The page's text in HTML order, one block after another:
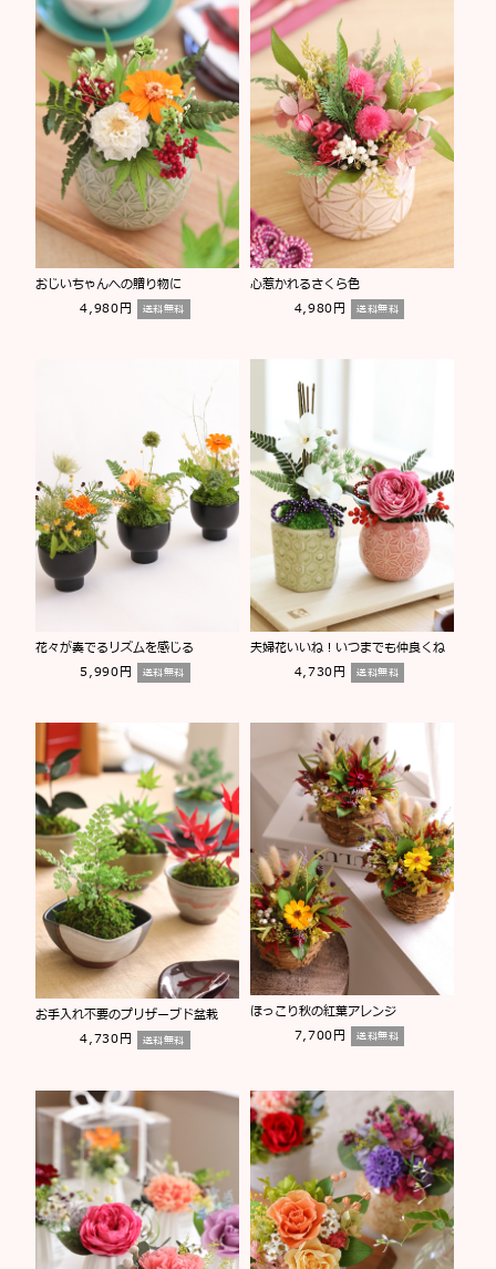
おじいちゃんへの贈り物に
4,980円
送料無料
心惹かれるさくら色
4,980円
送料無料
花々が奏でるリズムを感じる
5,990円
送料無料
夫婦花いいね！いつまでも仲良くね
4,730円
送料無料
お手入れ不要のプリザーブド盆栽
4,730円
送料無料
ほっこり秋の紅葉アレンジ
7,700円
送料無料